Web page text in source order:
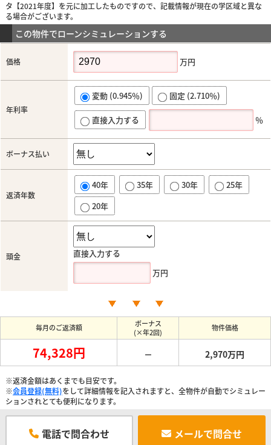
タ【2021年度】を元に加工したものですので、記載情報が現在の学区域と異な
る場合がございます。
この物件でローンシミュレーションする
価格 万円
年利率
変動 (0.945％) 固定 (2.710％)
直接入力する ％
ボーナス払い
返済年数
40年 35年 30年
25年
20年
頭金
直接入力する
万円
毎月のご返済額
ボーナス
(×年2回)
物件価格
74,328円 － 2,970万円
※返済金額はあくまでも目安です。
※会員登録(無料)をして詳細情報を記入されますと、全物件が自動でシミュレー
ションされとても便利になります。
電話で問合わせ メールで問合せ